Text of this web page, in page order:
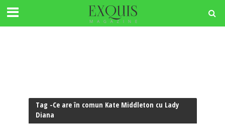
Tag -Ce are în comun Kate Middleton cu Lady
Diana